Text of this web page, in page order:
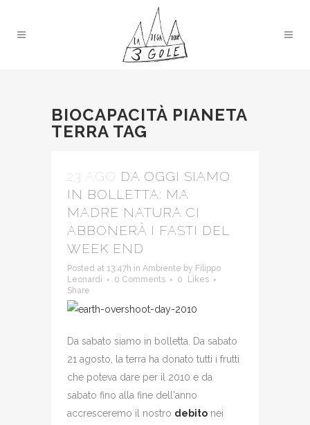
BIOCAPACITÀ PIANETA
TERRA TAG
23 AGO DA OGGI SIAMO
IN BOLLETTA: MA
MADRE NATURA CI
ABBONERÀ I FASTI DEL
WEEK END
Posted at 13:47h in Ambiente by Filippo
Leonardi
0 Comments 0
Likes
Share
Da sabato siamo in bolletta. Da sabato
21 agosto, la terra ha donato tutti i frutti
che poteva dare per il 2010 e da
sabato fino alla fine dell'anno
accresceremo il nostro debito nei